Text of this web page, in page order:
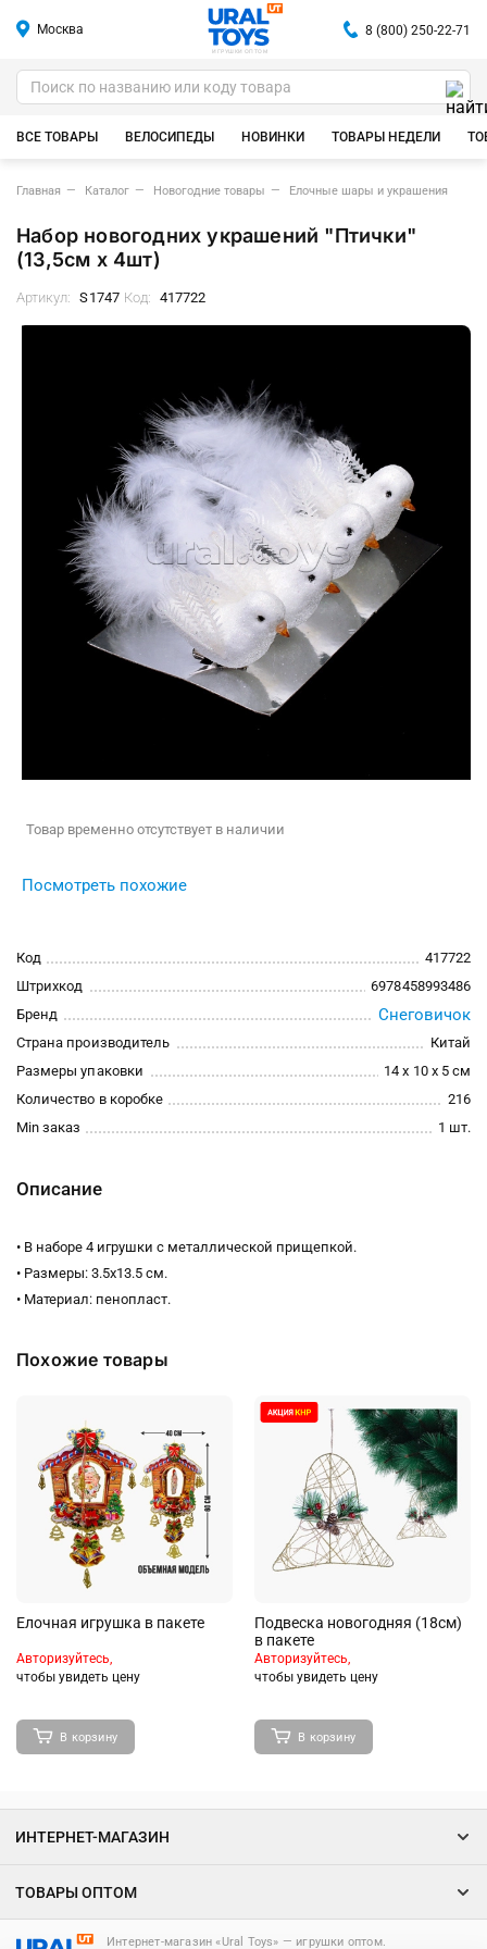
Москва
ИГРУШКИ ОПТОМ
8 (800) 250-22-71
ВСЕ ТОВАРЫ ВЕЛОСИПЕДЫ НОВИНКИ ТОВАРЫ НЕДЕЛИ
Главная Каталог Новогодние товары Елочные шары и украшения
Набор новогодних украшений "Птички"
(13,5см х 4шт)
Артикул: S1747 Код: 417722
Товар временно отсутствует в наличии
Посмотреть похожие
Код
417722
Штрихкод
6978458993486
Бренд
Снеговичок
Страна производитель
Китай
Размеры упаковки
14 x 10 x 5 см
Количество в коробке
216
Min заказ
1 шт.
Описание
• В наборе 4 игрушки с металлической прищепкой.
• Размеры: 3.5х13.5 см.
• Материал: пенопласт.
Похожие товары
Елочная игрушка в пакете
Авторизуйтесь,
чтобы увидеть цену
В корзину
Подвеска новогодняя (18см)
в пакете
Авторизуйтесь,
чтобы увидеть цену
В корзину
Интернет-магазин «Ural Toys» ― игрушки оптом.
ИНТЕРНЕТ-МАГАЗИН
ТОВАРЫ ОПТОМ